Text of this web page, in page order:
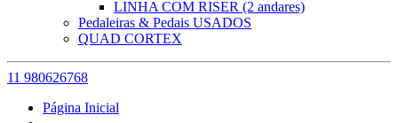
LINHA COM RISER (2 andares)
Pedaleiras & Pedais USADOS
QUAD CORTEX
11 980626768
Página Inicial